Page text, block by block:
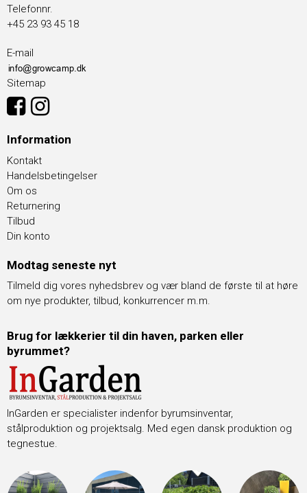
Telefonnr.
+45 23 93 45 18
E-mail
Sitemap
Information
Kontakt
Handelsbetingelser
Om os
Returnering
Tilbud
Din konto
Modtag seneste nyt
Tilmeld dig vores nyhedsbrev og vær bland de første til at høre
om nye produkter, tilbud, konkurrencer m.m.
Brug for lækkerier til din haven, parken eller
byrummet?
InGarden er specialister indenfor byrumsinventar,
stålproduktion og projektsalg. Med egen dansk produktion og
tegnestue.